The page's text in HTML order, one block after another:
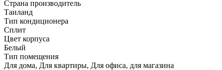
Страна производитель
Таиланд
Тип кондиционера
Сплит
Цвет корпуса
Белый
Тип помещения
Для дома, Для квартиры, Для офиса, для магазина